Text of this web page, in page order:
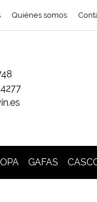
Quiénes somos
GAFAS